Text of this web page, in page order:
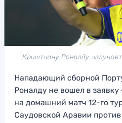
Криштиану Роналду
Нападающий сборной
Роналду не вошел в
на домашний матч 12-го
Саудовской Аравии